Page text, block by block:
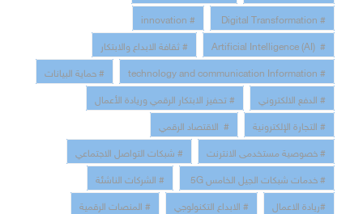
# Digital Transformation
# innovation
# Artificial Intelligence (AI)
# ثقافة الابداع والابتكار
# technology and communication Information
# حماية البيانات
# الدفع الالكتروني
# تحفيز الابتكار الرقمي وريادة الأعمال
# التجارة الإلكترونية
# الاقتصاد الرقمي
# خصوصية مستخدمى الانترنت
# شبكات التواصل الاجتماعي
# خدمات شبكات الجيل الخامس 5G
# الشركات الناشئة
#ريادة الاعمال
# الابداع التكنولوجي
# المنصات الرقمية